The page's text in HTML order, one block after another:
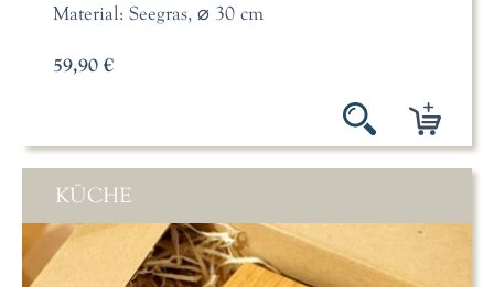
Material: Seegras, ⌀ 30 cm
59,90 €
KÜCHE